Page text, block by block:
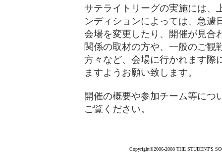
サテライトリーグの実施には、
ンディションによっては、急遽
会場を変更したり、開催が見合
関係の取材の方や、一般のご観
方々など、会場に行かれます際
ますようお願い致します。
開催の概要や参加チーム等につ
ご覧ください。
Copyright©2006-2008 THE STUDENT'S